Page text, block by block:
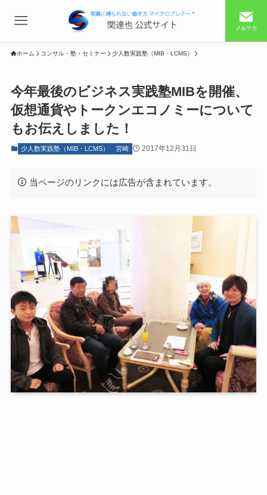
メルマガ
ホーム コンサル・塾・セミナー 少人数実践塾（MIB・LCMS）
今年最後のビジネス実践塾MIBを開催、
仮想通貨やトークンエコノミーについて
もお伝えしました！
少人数実践塾（MIB・LCMS） 宮崎 2017年12月31日
当ページのリンクには広告が含まれています。